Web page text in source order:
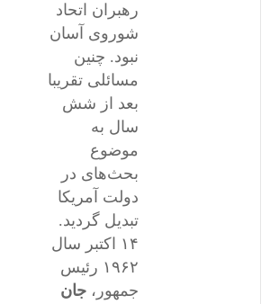
رهبران اتحاد
شوروی آسان
نبود. چنین
مسائلی تقریبا
بعد از شش
سال به
موضوع
بحث‌‌های در
دولت آمریکا
تبدیل گردید.
١۴ اکتبر سال
١۹۶۲ رئیس
جمهور،جان